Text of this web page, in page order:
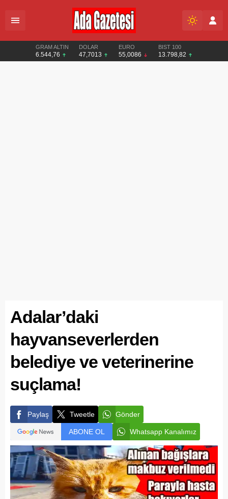
GRAM ALTIN
6.544,76
DOLAR
47,7013
EURO
55,0086
BIST 100
13.798,82
Adalar’daki
hayvanseverlerden
belediye ve veterinerine
suçlama!
Paylaş Tweetle Gönder
ABONE OL Whatsapp Kanalımız